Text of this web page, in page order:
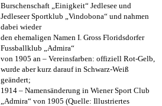
Burschenschaft „Einigkeit“ Jedlesee und
Jedleseer Sportklub „Vindobona“ und nahmen
dabei wieder
den ehemaligen Namen I. Gross Floridsdorfer
Fussballklub „Admira“
von 1905 an – Vereinsfarben: offiziell Rot-Gelb,
wurde aber kurz darauf in Schwarz-Weiß
geändert;
1914 – Namensänderung in Wiener Sport Club
„Admira“ von 1905 (Quelle: Illustriertes